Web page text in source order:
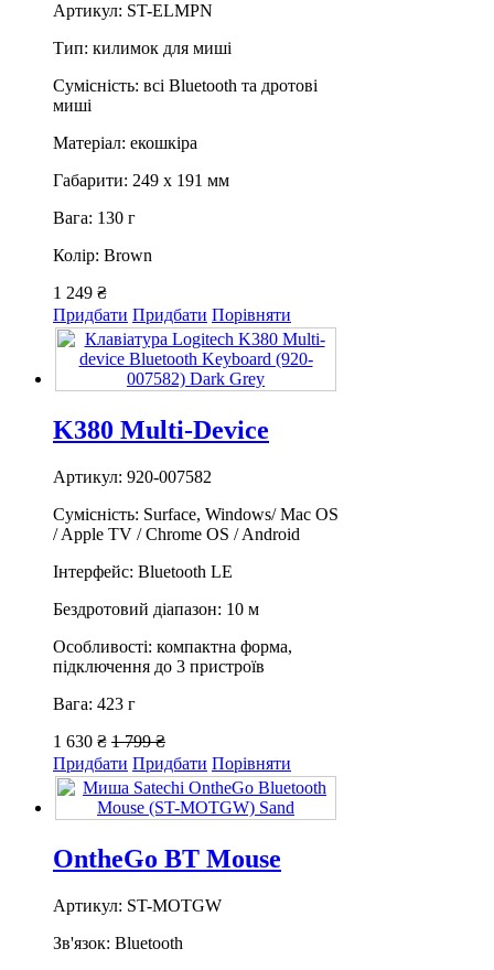
Артикул: ST-ELMPN
Тип: килимок для миші
Сумісність: всі Bluetooth та дротові
миші
Матеріал: екошкіра
Габарити: 249 х 191 мм
Вага: 130 г
Колір: Brown
1 249 ₴
Придбати Придбати Порівняти
K380 Multi-Device
Артикул: 920-007582
Сумісність: Surface, Windows/ Mac OS
/ Apple TV / Chrome OS / Android
Інтерфейс: Bluetooth LE
Бездротовий діапазон: 10 м
Особливості: компактна форма,
підключення до 3 пристроїв
Вага: 423 г
1 630 ₴ 1 799 ₴
Придбати Придбати Порівняти
OntheGo BT Mouse
Артикул: ST-MOTGW
Зв'язок: Bluetooth